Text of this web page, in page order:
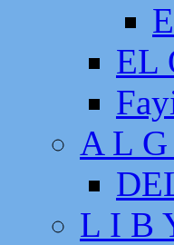
EL
A L
L I B